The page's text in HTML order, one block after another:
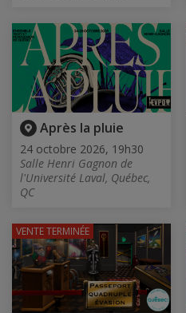
Après la pluie
24 octobre 2026, 19h30
Salle Henri Gagnon de
l'Université Laval, Québec,
QC
VENTE TERMINÉE